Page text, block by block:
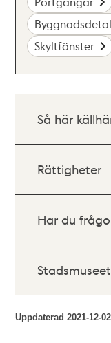
Skyltfönster
Så här
Rättigheter
Har du
Uppdaterad2021-12-02